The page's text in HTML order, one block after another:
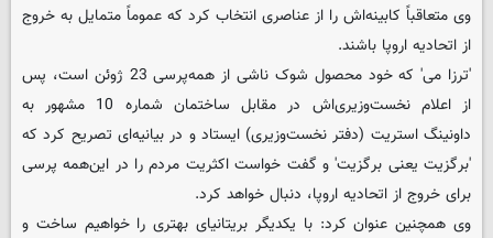
وی متعاقباً کابینه‌اش را از عناصری انتخاب کرد که عموماً متمایل به خروج
از اتحادیه اروپا باشند.
'ترزا می' که خود محصول شوک ناشی از همه‌پرسی 23 ژوئن است، پس
از اعلام نخست‌وزیری‌اش در مقابل ساختمان شماره 10 مشهور به
داونینگ استریت (دفتر نخست‌وزیری) ایستاد و در بیانیه‌ای تصریح کرد که
'برگزیت یعنی برگزیت' و گفت خواست اکثریت مردم را در این‌همه پرسی
برای خروج از اتحادیه اروپا، دنبال خواهد کرد.
وی همچنین عنوان کرد: با یکدیگر بریتانیای بهتری را خواهیم ساخت و